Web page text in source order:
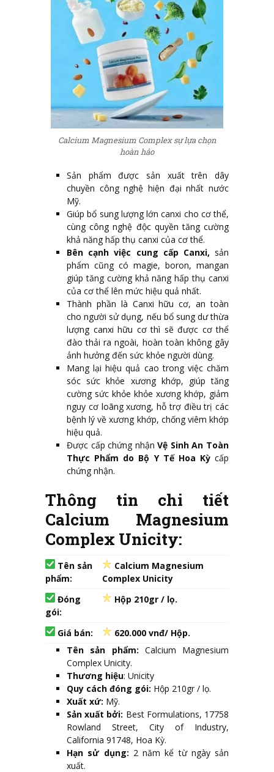
Calcium Magnesium Complex sự lựa chọn
hoàn hảo
Sản phẩm được sản xuất trên dây
chuyền công nghệ hiện đại nhất nước
Mỹ.
Giúp bổ sung lượng lớn canxi cho cơ thể,
cùng công nghệ độc quyền tăng cường
khả năng hấp thụ canxi của cơ thể.
Bên cạnh việc cung cấp Canxi, sản
phẩm cũng có magie, boron, mangan
giúp tăng cường khả năng hấp thụ canxi
của cơ thể lên mức hiệu quả nhất.
Thành phần là Canxi hữu cơ, an toàn
cho người sử dụng, nếu bổ sung dư thừa
lượng canxi hữu cơ thì sẽ được cơ thể
đào thải ra ngoài, hoàn toàn không gây
ảnh hưởng đến sức khỏe người dùng.
Mang lại hiệu quả cao trong việc chăm
sóc sức khỏe xương khớp, giúp tăng
cường sức khỏe khỏe xương khớp, giảm
nguy cơ loãng xương, hỗ trợ điều trị các
bệnh lý về xương khớp, chống viêm khớp
hiệu quả.
Được cấp chứng nhậnVệ Sinh An Toàn
Thực Phẩm do Bộ Y Tế Hoa Kỳcấp
chứng nhận.
Thông tin chi tiết
Calcium Magnesium
Complex Unicity:
Tên sản
phẩm:
Calcium Magnesium
Complex Unicity
Đóng
gói:
Hộp 210gr / lọ.
Giá bán:
620.000 vnđ/ Hộp.
Tên sản phẩm: Calcium Magnesium
Complex Unicity.
Thương hiệu: Unicity
Quy cách đóng gói: Hộp 210gr / lọ.
Xuất xứ: Mỹ.
Sản xuất bởi: Best Formulations, 17758
Rowland Street, City of Industry,
California 91748, Hoa Kỳ.
Hạn sử dụng: 2 năm kể từ ngày sản
xuất.